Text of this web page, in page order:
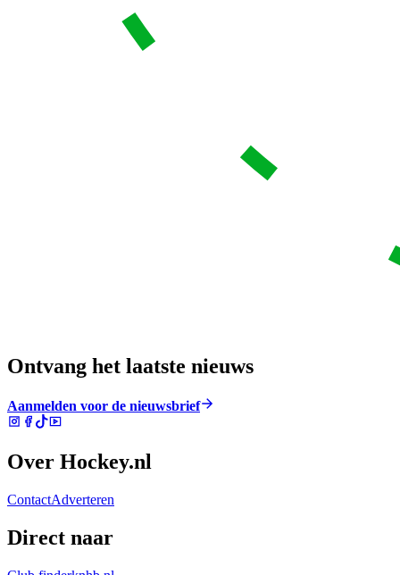
Ontvang het laatste nieuws
Aanmelden voor de nieuwsbrief
Over Hockey.nl
ContactAdverteren
Direct naar